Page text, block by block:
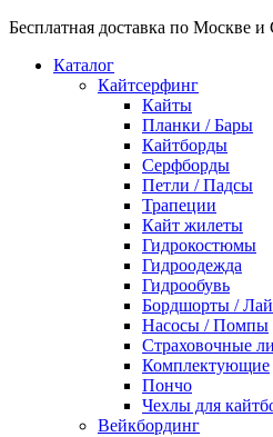
Бесплатная доставка по Москве
Каталог
Кайтсерфинг
Кайты
Планки / Бары
Кайтборды
Серфборды
Петли / Падсы
Трапеции
Кайт жилеты
Гидрокостюмы
Гидроодежда
Гидрообувь
Бордшорты /
Насосы / Помпы
Страховочные
Комплектующие
Пончо
Чехлы для
Вейкбординг